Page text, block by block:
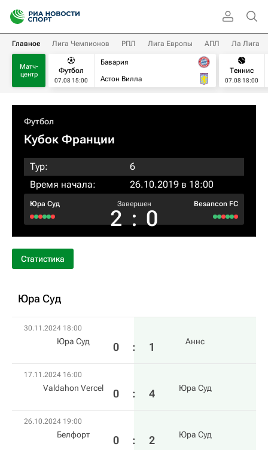
Главное Лига Чемпионов РПЛ Лига Европы АПЛ Ла Лига
Матч-
центр
Футбол
07.08 15:00
Бавария
Астон Вилла
Теннис
07.08 18:00
Футбол
Кубок Франции
Тур:
6
Время начала:
26.10.2019 в 18:00
Юра Суд Завершен
2 : 0
Besancon FC
Статистика
Юра Суд
30.11.2024 18:00
Юра Суд 0 : 1 Аннс
17.11.2024 16:00
Valdahon Vercel 0 : 4 Юра Суд
26.10.2024 19:00
Белфорт 0 : 2 Юра Суд